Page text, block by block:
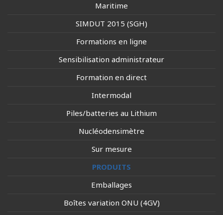
Maritime
SIMDUT 2015 (SGH)
Formations en ligne
Sensibilisation administrateur
Formation en direct
Intermodal
Piles/batteries au Lithium
Nucléodensimètre
Sur mesure
PRODUITS
Emballages
Boîtes variation ONU (4GV)